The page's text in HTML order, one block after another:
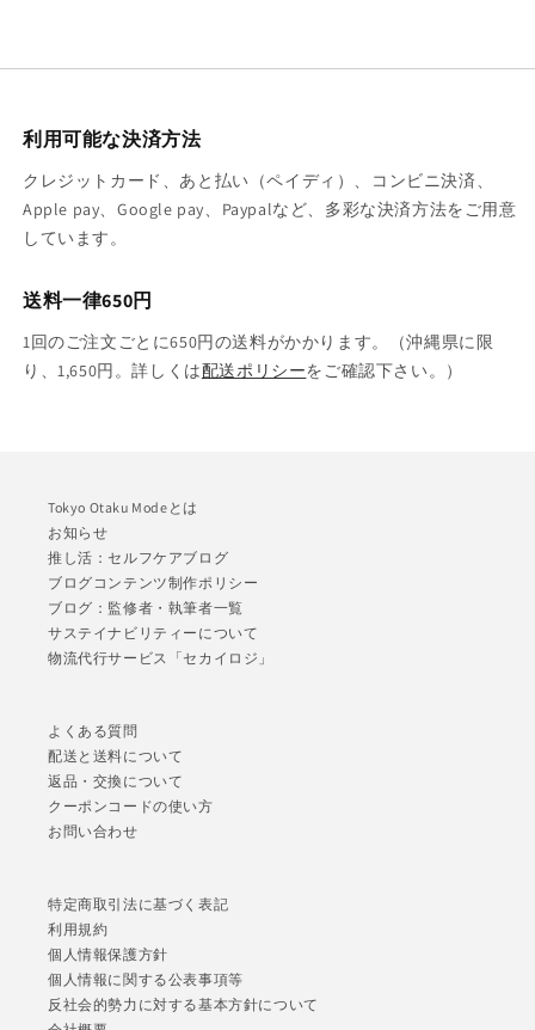
利用可能な決済方法
クレジットカード、あと払い（ペイディ）、コンビニ決済、
Apple pay、Google pay、Paypalなど、多彩な決済方法をご用意
しています。
送料一律650円
1回のご注文ごとに650円の送料がかかります。（沖縄県に限
り、1,650円。詳しくは配送ポリシーをご確認下さい。）
Tokyo Otaku Modeとは
お知らせ
推し活：セルフケアブログ
ブログコンテンツ制作ポリシー
ブログ：監修者・執筆者一覧
サステイナビリティーについて
物流代行サービス「セカイロジ」
よくある質問
配送と送料について
返品・交換について
クーポンコードの使い方
お問い合わせ
特定商取引法に基づく表記
利用規約
個人情報保護方針
個人情報に関する公表事項等
反社会的勢力に対する基本方針について